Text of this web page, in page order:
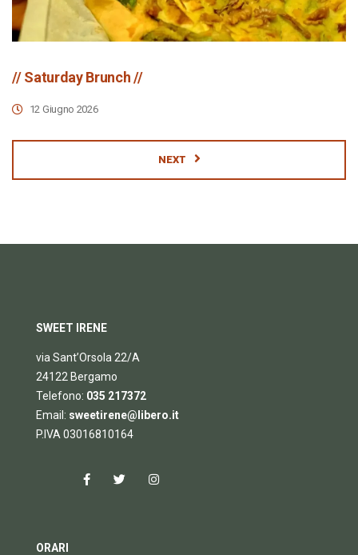
// Saturday Brunch //
12 Giugno 2026
NEXT
SWEET IRENE
via Sant’Orsola 22/A
24122 Bergamo
Telefono: 035 217372
Email: sweetirene@libero.it
P.IVA 03016810164
ORARI